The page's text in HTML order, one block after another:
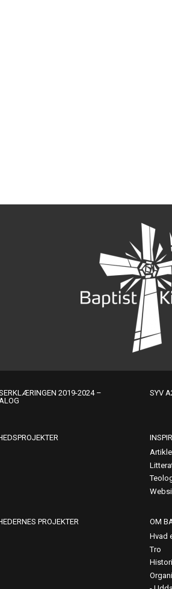
2019-2024 –
SYV
PROJEKTER
OM
Hvad
Tro